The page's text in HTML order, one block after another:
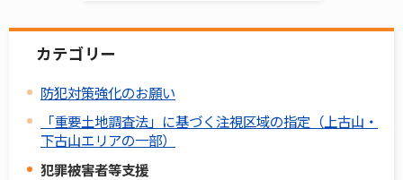
カテゴリー
防犯対策強化のお願い
「重要土地調査法」に基づく注視区域の指定（上古山・
下古山エリアの一部）
犯罪被害者等支援